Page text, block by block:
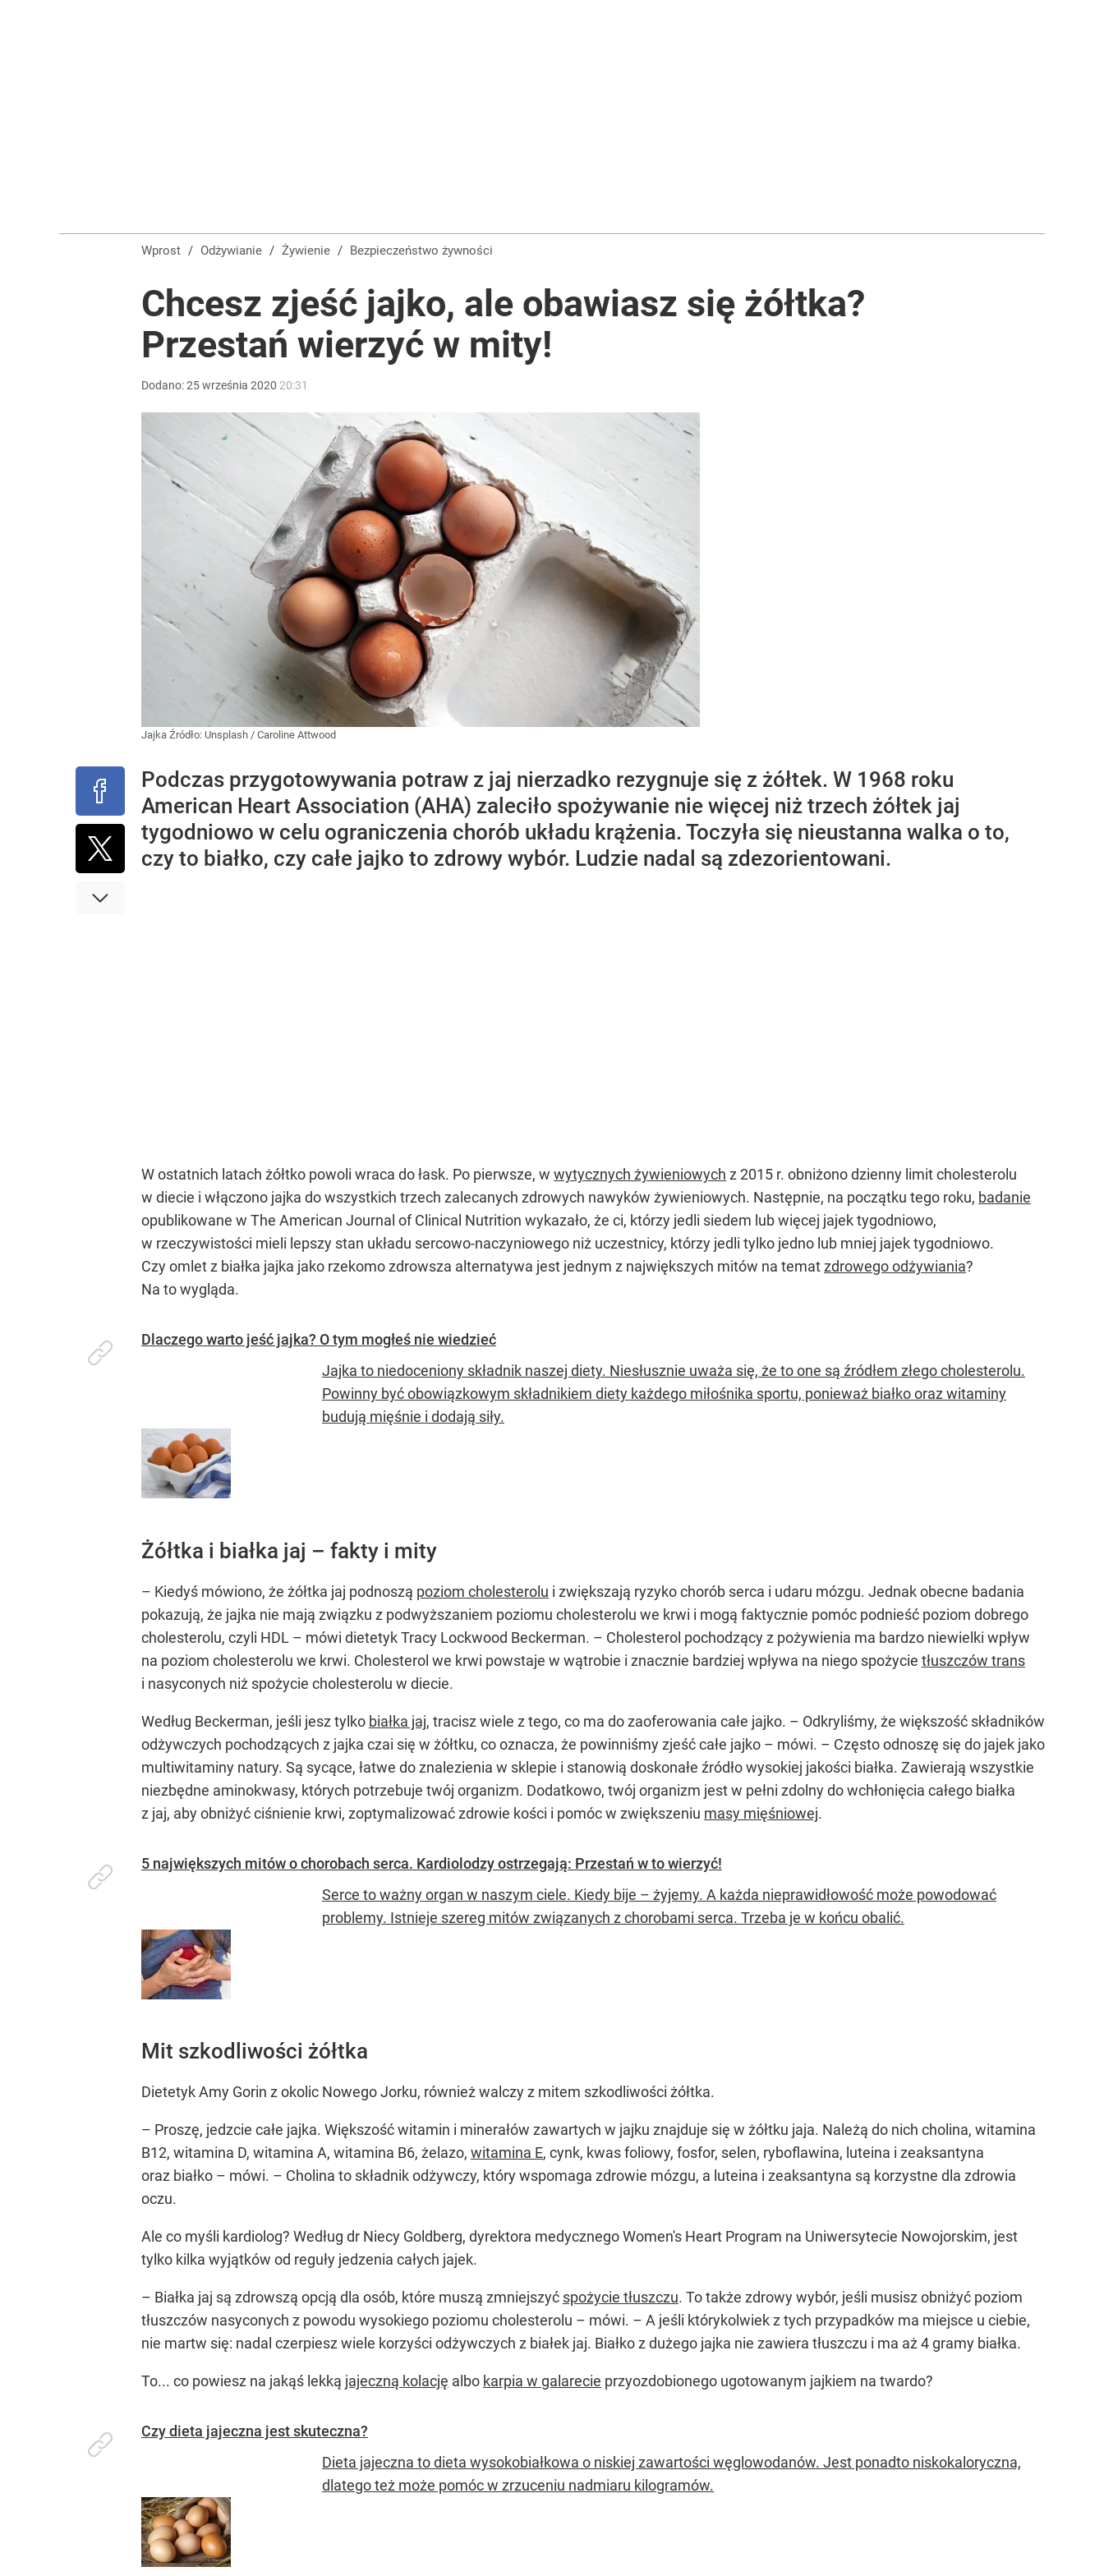
Wprost / Odżywianie / Żywienie / Bezpieczeństwo żywności
Chcesz zjeść jajko, ale obawiasz się żółtka?
Przestań wierzyć w mity!
Dodano:25września 2020 20:31
Jajka Źródło: Unsplash / Caroline Attwood
Podczas przygotowywania potraw z jaj nierzadko rezygnuje się z żółtek. W 1968 roku
American Heart Association (AHA) zaleciło spożywanie nie więcej niż trzech żółtek jaj
tygodniowo w celu ograniczenia chorób układu krążenia. Toczyła się nieustanna walka o to,
czy to białko, czy całe jajko to zdrowy wybór. Ludzie nadal są zdezorientowani.
W ostatnich latach żółtko powoli wraca do łask. Po pierwsze, w wytycznych żywieniowych z 2015 r. obniżono dzienny limit cholesterolu
w diecie i włączono jajka do wszystkich trzech zalecanych zdrowych nawyków żywieniowych. Następnie, na początku tego roku, badanie
opublikowane w The American Journal of Clinical Nutrition wykazało, że ci, którzy jedli siedem lub więcej jajek tygodniowo,
w rzeczywistości mieli lepszy stan układu sercowo-naczyniowego niż uczestnicy, którzy jedli tylko jedno lub mniej jajek tygodniowo.
Czy omlet z białka jajka jako rzekomo zdrowsza alternatywa jest jednym z największych mitów na tematzdrowego odżywiania?
Na to wygląda.
Dlaczego warto jeść jajka? O tym mogłeś nie wiedzieć
Jajka to niedoceniony składnik naszej diety. Niesłusznie uważa się, że to one są źródłem złego cholesterolu.
Powinny być obowiązkowym składnikiem diety każdego miłośnika sportu, ponieważ białko oraz witaminy
budują mięśnie i dodają siły.
Żółtka i białka jaj – fakty i mity
– Kiedyś mówiono, że żółtka jaj podnoszą poziom cholesterolu i zwiększają ryzyko chorób serca i udaru mózgu. Jednak obecne badania
pokazują, że jajka nie mają związku z podwyższaniem poziomu cholesterolu we krwi i mogą faktycznie pomóc podnieść poziom dobrego
cholesterolu, czyli HDL – mówi dietetyk Tracy Lockwood Beckerman. – Cholesterol pochodzący z pożywienia ma bardzo niewielki wpływ
na poziom cholesterolu we krwi. Cholesterol we krwi powstaje w wątrobie i znacznie bardziej wpływa na niego spożycie tłuszczów trans
i nasyconych niż spożycie cholesterolu w diecie.
Według Beckerman, jeśli jesz tylko białka jaj, tracisz wiele z tego, co ma do zaoferowania całe jajko. – Odkryliśmy, że większość składników
odżywczych pochodzących z jajka czai się w żółtku, co oznacza, że powinniśmy zjeść całe jajko – mówi. – Często odnoszę się do jajek jako
multiwitaminy natury. Są sycące, łatwe do znalezienia w sklepie i stanowią doskonałe źródło wysokiej jakości białka. Zawierają wszystkie
niezbędne aminokwasy, których potrzebuje twój organizm. Dodatkowo, twój organizm jest w pełni zdolny do wchłonięcia całego białka
z jaj, aby obniżyć ciśnienie krwi, zoptymalizować zdrowie kości i pomóc w zwiększeniu masy mięśniowej.
5 największych mitów o chorobach serca. Kardiolodzy ostrzegają: Przestań w to wierzyć!
Serce to ważny organ w naszym ciele. Kiedy bije – żyjemy. A każda nieprawidłowość może powodować
problemy. Istnieje szereg mitów związanych z chorobami serca. Trzeba je w końcu obalić.
Mit szkodliwości żółtka
Dietetyk Amy Gorin z okolic Nowego Jorku, również walczy z mitem szkodliwości żółtka.
– Proszę, jedzcie całe jajka. Większość witamin i minerałów zawartych w jajku znajduje się w żółtku jaja. Należą do nich cholina, witamina
B12, witamina D, witamina A, witamina B6, żelazo, witamina E, cynk, kwas foliowy, fosfor, selen, ryboflawina, luteina i zeaksantyna
oraz białko – mówi. – Cholina to składnik odżywczy, który wspomaga zdrowie mózgu, a luteina i zeaksantyna są korzystne dla zdrowia
oczu.
Ale co myśli kardiolog? Według dr Niecy Goldberg, dyrektora medycznego Women's Heart Program na Uniwersytecie Nowojorskim, jest
tylko kilka wyjątków od reguły jedzenia całych jajek.
– Białka jaj są zdrowszą opcją dla osób, które muszą zmniejszyć spożycie tłuszczu. To także zdrowy wybór, jeśli musisz obniżyć poziom
tłuszczów nasyconych z powodu wysokiego poziomu cholesterolu – mówi. – A jeśli którykolwiek z tych przypadków ma miejsce u ciebie,
nie martw się: nadal czerpiesz wiele korzyści odżywczych z białek jaj. Białko z dużego jajka nie zawiera tłuszczu i ma aż 4 gramy białka.
To... co powiesz na jakąś lekką jajeczną kolację albo karpia w galarecie przyozdobionego ugotowanym jajkiem na twardo?
Czy dieta jajeczna jest skuteczna?
Dieta jajeczna to dieta wysokobiałkowa o niskiej zawartości węglowodanów. Jest ponadto niskokaloryczna,
dlatego też może pomóc w zrzuceniu nadmiaru kilogramów.